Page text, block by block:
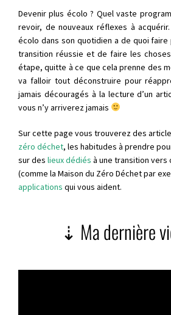
Devenir plus écolo ? Quel vaste
revoir, de nouveaux réflexes à
écolo dans son quotidien a de quoi faire
transition réussie et de faire les
étape, quitte à ce que cela prenne des
va falloir tout déconstruire pour
jamais découragés à la lecture d’un
vous n’y arriverez jamais
Sur cette page vous trouverez des
zéro déchet, les habitudes à prendre
sur des lieux dédiés à une transition vers
(comme la Maison du Zéro Déchetpar
applications qui vous aident.
⇣ Ma dernière